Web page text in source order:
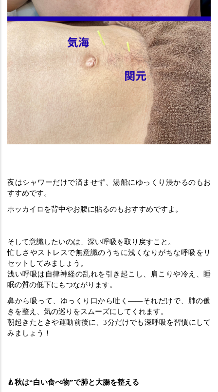
夜はシャワーだけで済ませず、湯船にゆっくり浸かるのもお
すすめです。
ホッカイロを背中やお腹に貼るのもおすすめですよ。
そして意識したいのは、深い呼吸を取り戻すこと。
忙しさやストレスで無意識のうちに浅くなりがちな呼吸をリ
セットしてみましょう。
浅い呼吸は自律神経の乱れを引き起こし、肩こりや冷え、睡
眠の質の低下にもつながります。
鼻から吸って、ゆっくり口から吐く――それだけで、肺の働
きを整え、気の巡りをスムーズにしてくれます。
朝起きたときや運動前後に、3分だけでも深呼吸を習慣にして
みましょう！
🍐秋は“白い食べ物”で肺と大腸を整える